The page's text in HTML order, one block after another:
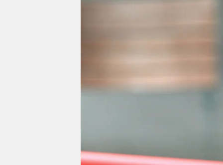
fragen & hilfe